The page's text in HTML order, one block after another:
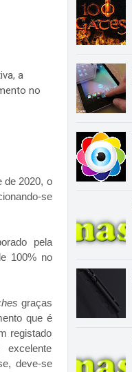
a
no
de 2020, o
se
pela
100% no
graças
que é
registado
deve-se